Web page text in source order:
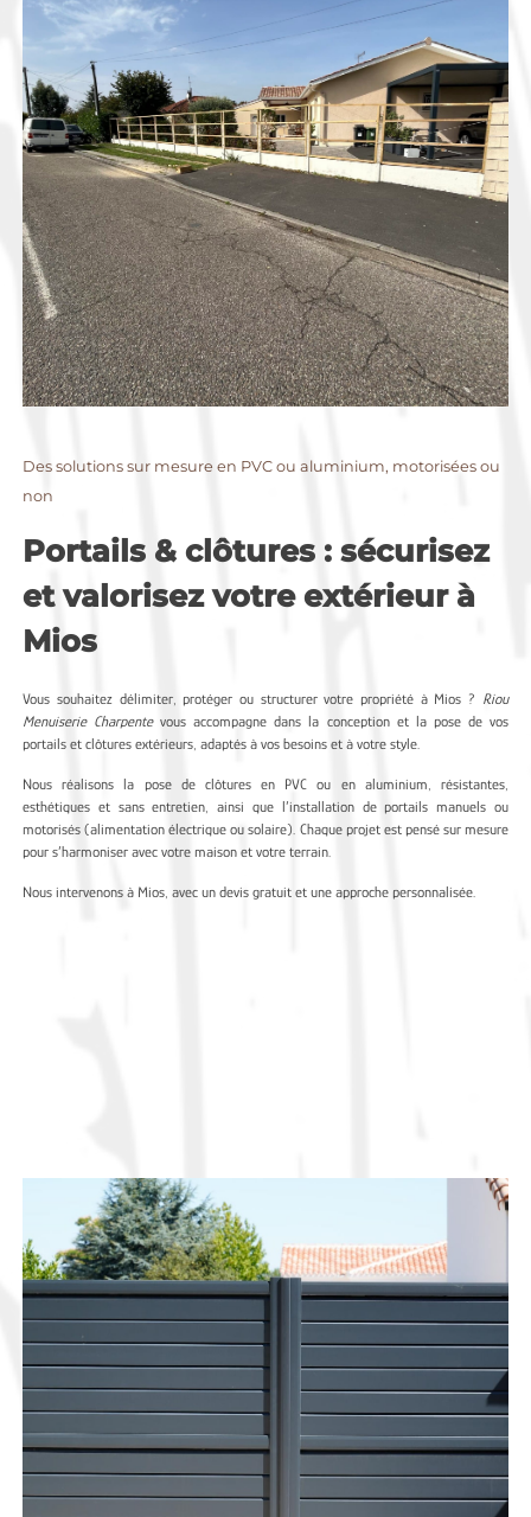
Des solutions sur mesure en PVC ou aluminium, motorisées ou
non
Portails & clôtures : sécurisez
et valorisez votre extérieur à
Mios
Vous souhaitez délimiter, protéger ou structurer votre propriété à Mios ? Riou
Menuiserie Charpentevous accompagne dans la conception et la pose de vos
portails et clôtures extérieurs, adaptés à vos besoins et à votre style.
Nous réalisons la pose de clôtures en PVC ou en aluminium, résistantes,
esthétiques et sans entretien, ainsi que l’installation de portails manuels ou
motorisés (alimentation électrique ou solaire). Chaque projet est pensé sur mesure
pour s’harmoniser avec votre maison et votre terrain.
Nous intervenons à Mios, avec un devis gratuit et une approche personnalisée.